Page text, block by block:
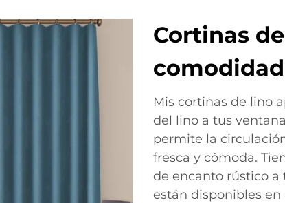
Cortinas
comodidad
Mis cortinas de lino
del lino a tus
permite la
fresca y cómoda.
de encanto rústico a
están disponibles